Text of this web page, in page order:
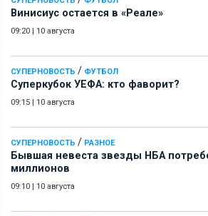
Винисиус остается в «Реале»
09:20 | 10 августа
СУПЕРНОВОСТЬ / ФУТБОЛ
Суперкубок УЕФА: кто фаворит?
09:15 | 10 августа
СУПЕРНОВОСТЬ / РАЗНОЕ
Бывшая невеста звезды НБА
миллионов
09:10 | 10 августа